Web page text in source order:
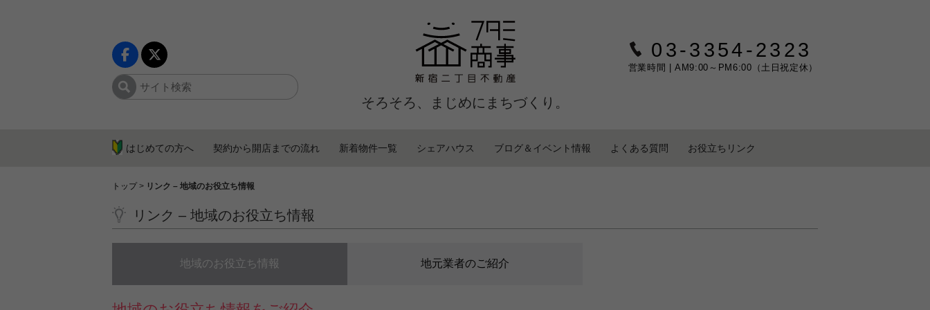
そろそろ、まじめにまちづくり。
03-3354-2323
営業時間 | AM9:00～PM6:00（土日祝定休）
はじめての方へ 契約から開店までの流れ 新着物件一覧 シェアハウス ブログ＆イベント情報 よくある質問 お役立ちリンク
トップ > リンク – 地域のお役立ち情報
リンク – 地域のお役立ち情報
地域のお役立ち情報 地元業者のご紹介